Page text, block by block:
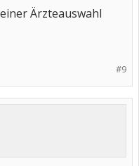
Ärzteauswahl
#9